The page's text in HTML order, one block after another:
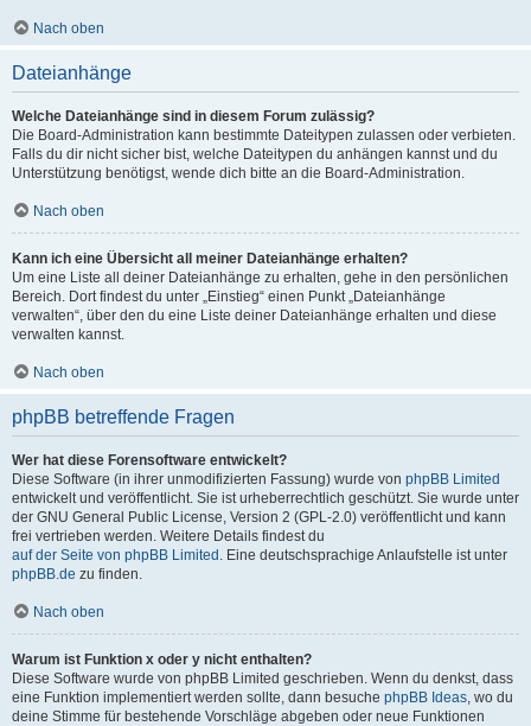
Nach oben
Dateianhänge
Welche Dateianhänge sind in diesem Forum zulässig?
Die Board-Administration kann bestimmte Dateitypen zulassen oder verbieten.
Falls du dir nicht sicher bist, welche Dateitypen du anhängen kannst und du
Unterstützung benötigst, wende dich bitte an die Board-Administration.
Nach oben
Kann ich eine Übersicht all meiner Dateianhänge erhalten?
Um eine Liste all deiner Dateianhänge zu erhalten, gehe in den persönlichen
Bereich. Dort findest du unter „Einstieg“ einen Punkt „Dateianhänge
verwalten“, über den du eine Liste deiner Dateianhänge erhalten und diese
verwalten kannst.
Nach oben
phpBB betreffende Fragen
Wer hat diese Forensoftware entwickelt?
Diese Software (in ihrer unmodifizierten Fassung) wurde von phpBB Limited
entwickelt und veröffentlicht. Sie ist urheberrechtlich geschützt. Sie wurde unter
der GNU General Public License, Version 2 (GPL-2.0) veröffentlicht und kann
frei vertrieben werden. Weitere Details findest du
auf der Seite von phpBB Limited . Eine deutschsprachige Anlaufstelle ist unter
phpBB.de zu finden.
Nach oben
Warum ist Funktion x oder y nicht enthalten?
Diese Software wurde von phpBB Limited geschrieben. Wenn du denkst, dass
eine Funktion implementiert werden sollte, dann besuche phpBB Ideas, wo du
deine Stimme für bestehende Vorschläge abgeben oder neue Funktionen